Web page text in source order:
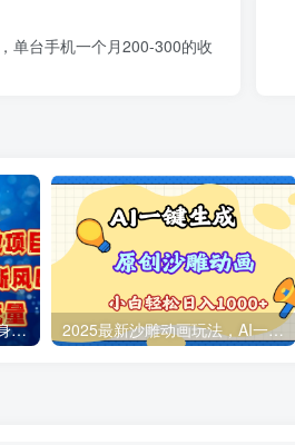
单台手机一个月200-300的收
日赚6000+！普通人2025翻身必做项目，抖音Ai无人直播躺赚新风口，0门槛吃官方亿级流量 2025最新沙雕动画玩法，AI一键生成，条条原创 轻松破千万播放，单日变现1K+，小白看完就会